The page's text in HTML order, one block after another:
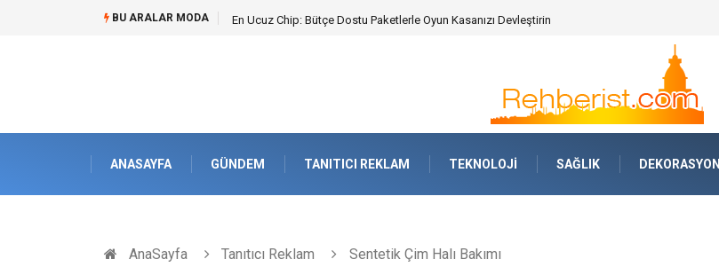
BU ARALAR MODA En Ucuz Chip: Bütçe Dostu Paketlerle Oyun Kasanızı Devleştirin
ANASAYFA GÜNDEM TANITICI REKLAM TEKNOLOJI SAĞLIK DEKORASYON
AnaSayfa Tanıtıcı Reklam Sentetik Çim Halı Bakımı